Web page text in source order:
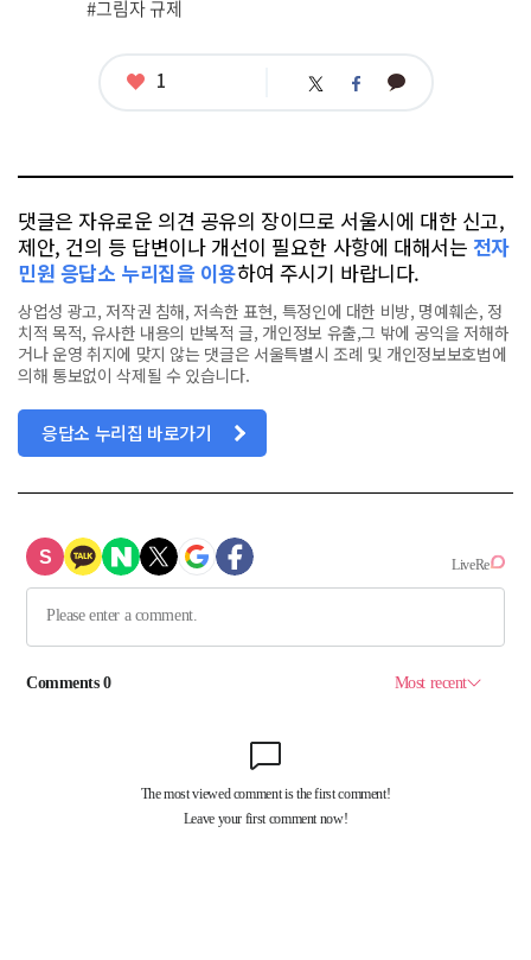
#그림자 규제
좋1 트 페 카
댓글은 자유로운 의견 공유의 장이므로 서울시에 대한 신고,
제안, 건의 등 답변이나 개선이 필요한 사항에 대해서는 전자
민원 응답소 누리집을 이용하여 주시기 바랍니다.
상업성 광고, 저작권 침해, 저속한 표현, 특정인에 대한 비방, 명예훼손, 정
치적 목적, 유사한 내용의 반복적 글, 개인정보 유출,그 밖에 공익을 저해하
거나 운영 취지에 맞지 않는 댓글은 서울특별시 조례 및 개인정보보호법에
의해 통보없이 삭제될 수 있습니다.
응답소 누리집 바로가기